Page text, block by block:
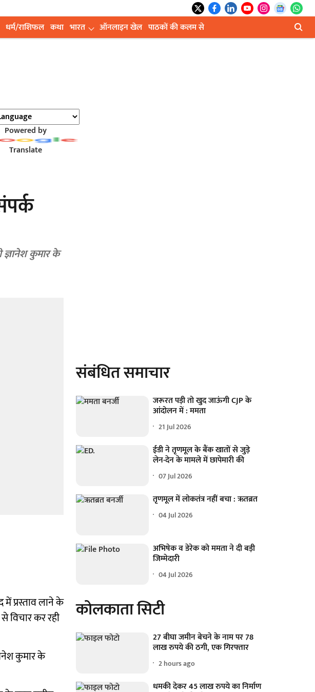
धर्म/राशिफल कथा भारत ऑनलाइन खेल पाठकों की कलम से
Powered by
Translate
ज्ञानेश कुमार के
प्रस्ताव लाने के
विचार कर रही
कुमार के
संबंधित समाचार
जरूरत पड़ी तो खुद जाऊंगी CJP के
आंदोलन में : ममता
21 Jul 2026
ईडी ने तृणमूल के बैंक खातों से जुड़े
लेन-देन के मामले में छापेमारी की
07 Jul 2026
तृणमूल में लोकतंत्र नहीं बचा : ऋतब्रत
04 Jul 2026
अभिषेक व डेरेक को ममता ने दी बड़ी
जिम्मेदारी
04 Jul 2026
कोलकाता सिटी
27 बीघा जमीन बेचने के नाम पर 78
लाख रुपये की ठगी, एक गिरफ्तार
2 hours ago
धमकी देकर 45 लाख रुपये का निर्माण